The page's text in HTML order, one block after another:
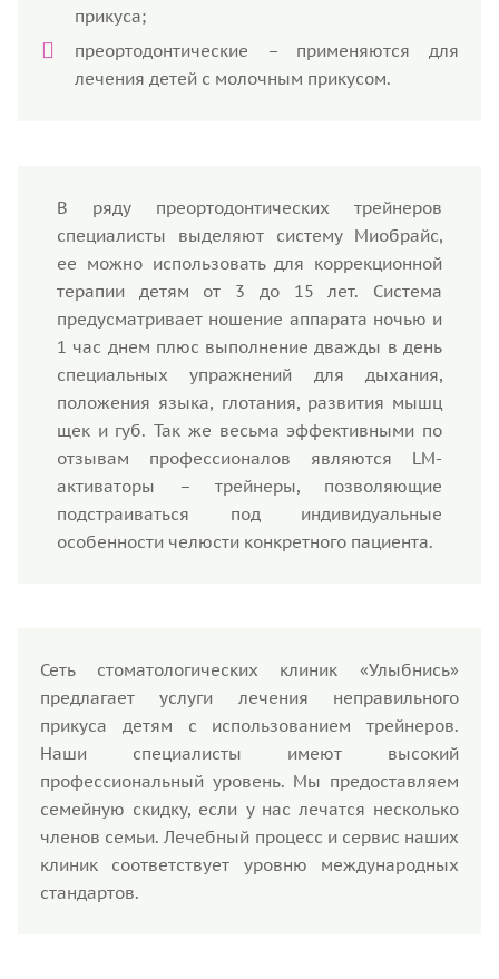
прикуса;
преортодонтические – применяются для
лечения детей с молочным прикусом.
В ряду преортодонтических трейнеров
специалисты выделяют систему Миобрайс,
ее можно использовать для коррекционной
терапии детям от 3 до 15 лет. Система
предусматривает ношение аппарата ночью и
1 час днем плюс выполнение дважды в день
специальных упражнений для дыхания,
положения языка, глотания, развития мышц
щек и губ. Так же весьма эффективными по
отзывам профессионалов являются LM-
активаторы – трейнеры, позволяющие
подстраиваться под индивидуальные
особенности челюсти конкретного пациента.
Сеть стоматологических клиник «Улыбнись»
предлагает услуги лечения неправильного
прикуса детям с использованием трейнеров.
Наши специалисты имеют высокий
профессиональный уровень. Мы предоставляем
семейную скидку, если у нас лечатся несколько
членов семьи. Лечебный процесс и сервис наших
клиник соответствует уровню международных
стандартов.